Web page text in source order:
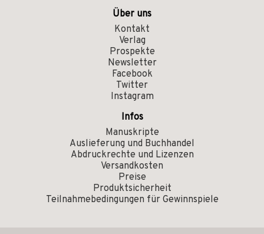
Über uns
Kontakt
Verlag
Prospekte
Newsletter
Facebook
Twitter
Instagram
Infos
Manuskripte
Auslieferung und Buchhandel
Abdruckrechte und Lizenzen
Versandkosten
Preise
Produktsicherheit
Teilnahmebedingungen für Gewinnspiele